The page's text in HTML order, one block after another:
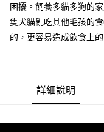
困擾。飼養多貓多狗的
隻犬貓亂吃其他毛孩的
的，更容易造成飲食上的
詳細說明